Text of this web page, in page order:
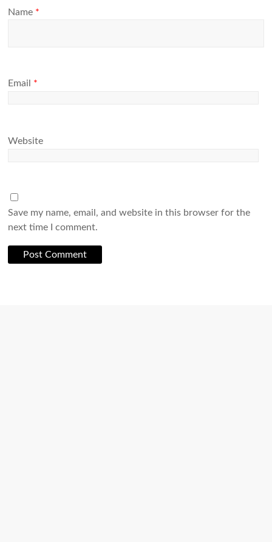
Name *
Email *
Website
Save my name, email, and website in this browser for the
next time I comment.